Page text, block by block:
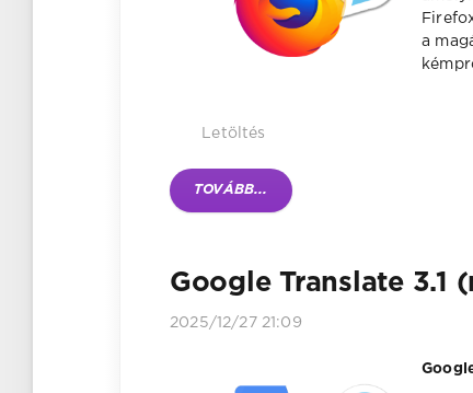
a
Letöltés
TOVÁBB...
Google Translate 3.1
2025/12/27 21:09